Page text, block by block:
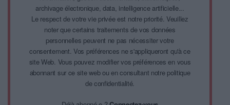
archivage électronique, data, intelligence artificielle...
Le respect de votre vie privée est notre priorité. Veuillez
noter que certains traitements de vos données
personnelles peuvent ne pas nécessiter votre
consentement. Vos préférences ne s'appliqueront qu'à ce
site Web. Vous pouvez modifier vos préférences en vous
abonnant sur ce site web ou en consultant notre politique
de confidentialité.